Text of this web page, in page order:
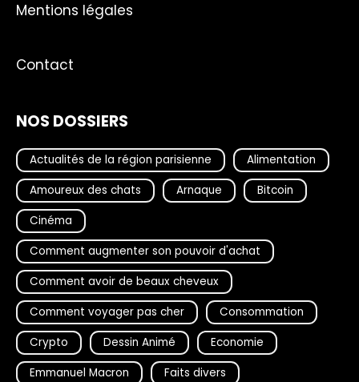
Mentions légales
Contact
NOS DOSSIERS
Actualités de la région parisienne
Alimentation
Amoureux des chats
Arnaque
Bitcoin
Cinéma
Comment augmenter son pouvoir d'achat
Comment avoir de beaux cheveux
Comment voyager pas cher
Consommation
Crypto
Dessin Animé
Economie
Emmanuel Macron
Faits divers